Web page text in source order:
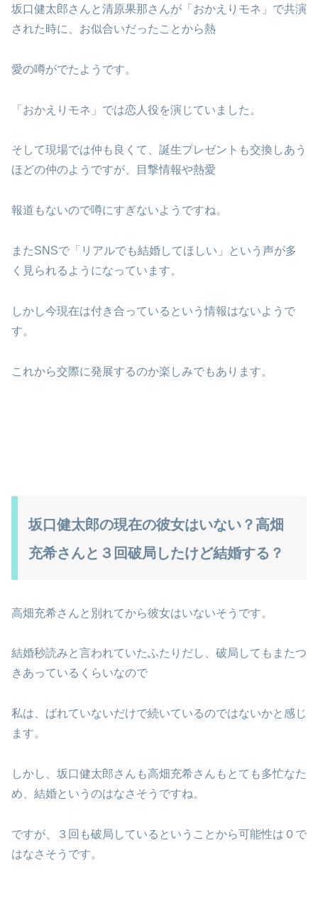
坂口健太郎さんと清原果那さんが「おかえりモネ」で共演
された時に、お似合いだったことから熱
愛の噂がでたようです。
「おかえりモネ」では恋人役を演じていました。
そして現場では仲も良くて、誕生プレゼントも交換しあう
ほどの仲のようですが、目撃情報や熱愛
報道もないので噂にすぎないようですね。
またSNSで「リアルでも結婚してほしい」という声が多
く見られるようになっています。
しかし今現在は付き合っているという情報はないようで
す。
これから交際に発展するのか楽しみでもあります。
坂口健太郎の現在の彼女はいない？高畑
充希さんと３回破局したけど結婚する？
高畑充希さんと別れてから彼女はいないそうです。
結婚秒読みと言われていたふたりだし、破局してもまたつ
きあっているくらいなので
私は、ばれていないだけで続いているのではないかと感じ
ます。
しかし、坂口健太郎さんも高畑充希さんもとても多忙なた
め、結婚というのはなさそうですね。
ですが、３回も破局しているということから可能性は０で
はなさそうです。